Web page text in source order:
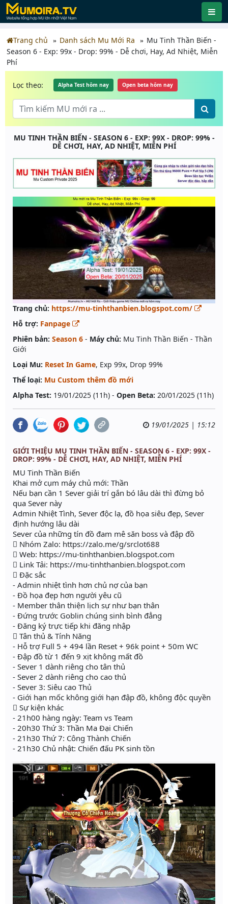
Trang chủ Danh sách Mu Mới Ra
Mu Tinh Thần Biến -
Season 6 - Exp: 99x - Drop: 99% - Dễ chơi, Hay, Ad Nhiệt, Miễn
Phí
Lọc theo: Alpha Test hôm nay Open beta hôm nay
MU TINH THẦN BIẾN - SEASON 6 - EXP: 99X - DROP: 99% -
DỄ CHƠI, HAY, AD NHIỆT, MIỄN PHÍ
Trang chủ: https://mu-tinhthanbien.blogspot.com/
Hỗ trợ: Fanpage
Phiên bản: Season 6 - Máy chủ: Mu Tinh Thần Biến - Thần
Giới
Loại Mu: Reset In Game, Exp 99x, Drop 99%
Thể loại: Mu Custom thêm đồ mới
Alpha Test: 19/01/2025 (11h) - Open Beta: 20/01/2025 (11h)
19/01/2025 | 15:12
GIỚI THIỆU MU TINH THẦN BIẾN - SEASON 6 - EXP: 99X -
DROP: 99% - DỄ CHƠI, HAY, AD NHIỆT, MIỄN PHÍ
MU Tinh Thần Biến
Khai mở cụm máy chủ mới: Thần
Nếu bạn cần 1 Sever giải trí gắn bó lâu dài thì đừng bỏ
qua Sever này
Admin Nhiệt Tình, Sever độc lạ, đồ họa siêu đẹp, Sever
định hướng lâu dài
Sever của những tín đồ đam mê săn boss và đập đồ
 Nhóm Zalo: https://zalo.me/g/srclot688
 Web: https://mu-tinhthanbien.blogspot.com
 Link Tải: https://mu-tinhthanbien.blogspot.com
 Đặc sắc
- Admin nhiệt tình hơn chủ nợ của bạn
- Đồ họa đẹp hơn người yêu cũ
- Member thân thiện lịch sự như bạn thân
- Đứng trước Goblin chúng sinh bình đẳng
- Đăng ký trực tiếp khi đăng nhập
 Tân thủ & Tính Năng
- Hỗ trợ Full 5 + 494 lần Reset + 96k point + 50m WC
- Đập đồ từ 1 đến 9 xịt không mất đồ
- Sever 1 dành riêng cho tân thủ
- Sever 2 dành riêng cho cao thủ
- Sever 3: Siêu cao Thủ
- Giới hạn mốc không giới hạn đập đồ, không độc quyền
 Sự kiện khác
- 21h00 hàng ngày: Team vs Team
- 20h30 Thứ 3: Thần Ma Đại Chiến
- 21h30 Thứ 7: Công Thành Chiến
- 21h30 Chủ nhật: Chiến đấu PK sinh tồn